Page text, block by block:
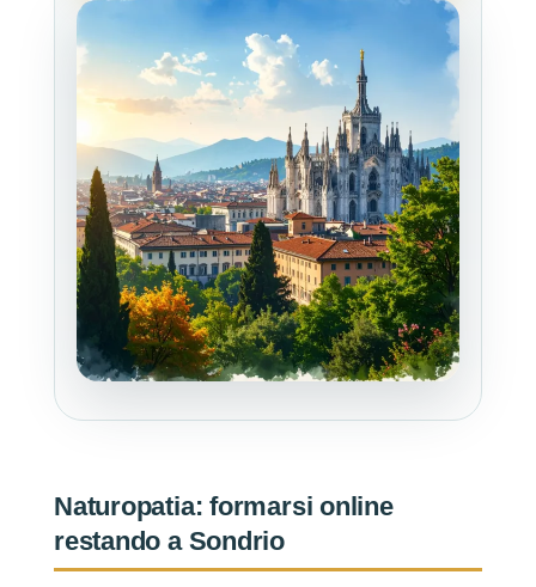
Naturopatia: formarsi online
restando a Sondrio